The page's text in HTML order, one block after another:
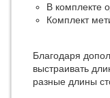
В комплекте
Комплект
Благодаря
выстраивать
разные длины